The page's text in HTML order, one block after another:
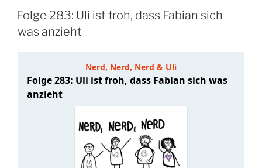
Folge 283: Uli ist froh, dass Fabian sich
was anzieht